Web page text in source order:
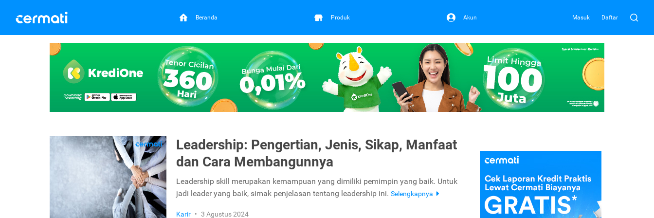
Beranda Produk Akun Masuk Daftar
Leadership: Pengertian, Jenis, Sikap, Manfaat
dan Cara Membangunnya
Leadership skill merupakan kemampuan yang dimiliki pemimpin yang baik. Untuk
jadi leader yang baik, simak penjelasan tentang leadership ini. Selengkapnya
Karir • 3 Agustus 2024